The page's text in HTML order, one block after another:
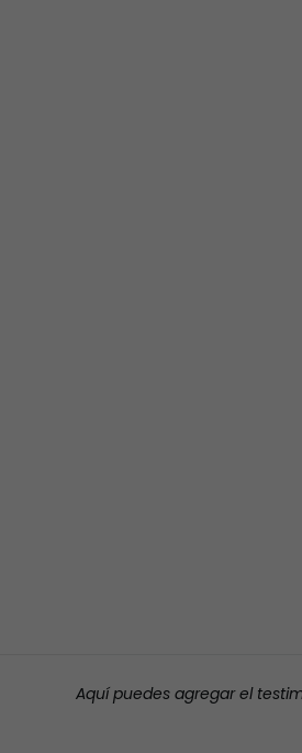
Aquí puedes agregar el